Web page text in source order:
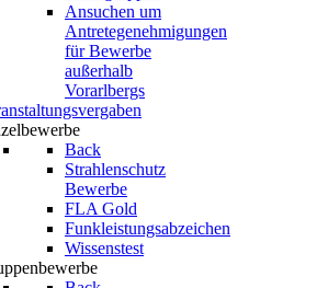
Ansuchen um
Antretegenehmigungen
für Bewerbe
außerhalb
Vorarlbergs
Back
Strahlenschutz
Bewerbe
FLA Gold
Funkleistungsabzeichen
Wissenstest